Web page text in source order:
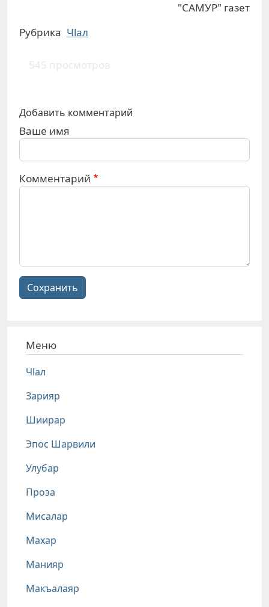
"САМУР" газет
Рубрика Чlал
545 просмотров
Добавить комментарий
Ваше имя
Комментарий
Сохранить
Меню
Чlал
Зарияр
Шиирар
Эпос Шарвили
Улубар
Проза
Мисалар
Махар
Манияр
Макъалаяр